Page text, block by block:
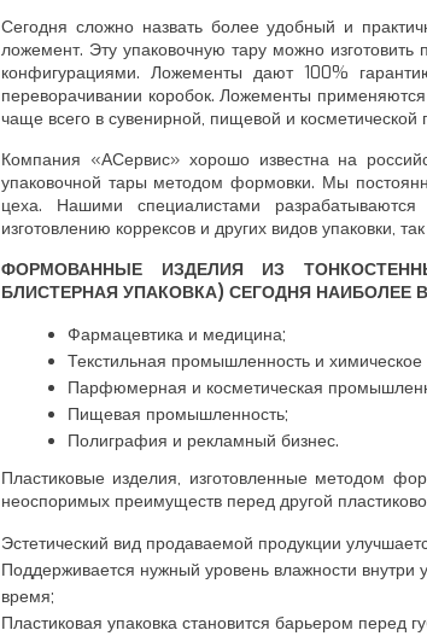
Сегодня сложно назвать более удобный и
ложемент. Эту упаковочную тару можно
конфигурациями. Ложементы дают 100%
переворачивании коробок. Ложементы
чаще всего в сувенирной, пищевой и
Компания «АСервис» хорошо известна на
упаковочной тары методом формовки. Мы
цеха. Нашими специалистами
изготовлению коррексов и других видов упаковки,
ФОРМОВАННЫЕ ИЗДЕЛИЯ ИЗ
БЛИСТЕРНАЯ УПАКОВКА) СЕГОДНЯ НАИБОЛЕЕ
Фармацевтика и медицина;
Текстильная промышленность и химическое
Парфюмерная и косметическая
Пищевая промышленность;
Полиграфия и рекламный бизнес.
Пластиковые изделия, изготовленные методом
неоспоримых преимуществ перед другой
Эстетический вид продаваемой продукции
Поддерживается нужный уровень влажности внутри
время;
Пластиковая упаковка становится барьером перед